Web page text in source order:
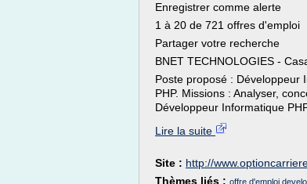
Enregistrer comme alerte
1 à 20 de 721 offres d'emploi
Partager votre recherche
BNET TECHNOLOGIES -
Poste proposé : Développeur
PHP. Missions : Analyser,
Développeur Informatique PHP
Lire la suite
Site : http://
Thèmes liés : offre d'emploi